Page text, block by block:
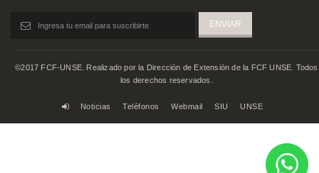
©2017 FCF-UNSE. Realizado por la Dirección de Extensión de la FCF UNSE. Todos
los derechos reservados.
Noticias Teléfonos Webmail SIU UNSE